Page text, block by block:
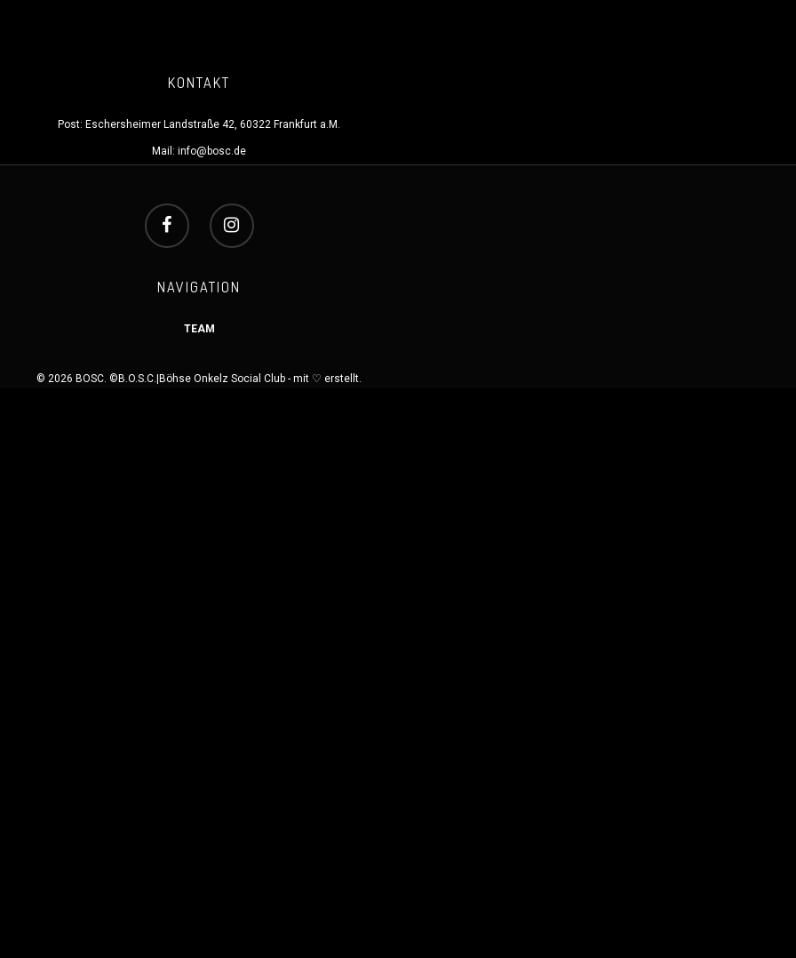
KONTAKT
Post: Eschersheimer Landstraße 42, 60322 Frankfurt a.M.
Mail: info@bosc.de
NAVIGATION
TEAM
© 2026 BOSC. ©B.O.S.C.|Böhse Onkelz Social Club - mit ♡ erstellt.